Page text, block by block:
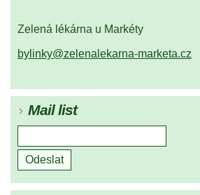
Zelená lékárna u Markéty
bylinky@zelenalekarna-marketa.cz
Mail list